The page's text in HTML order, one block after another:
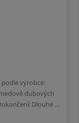
výrobce:
dubových
Dlouhé …